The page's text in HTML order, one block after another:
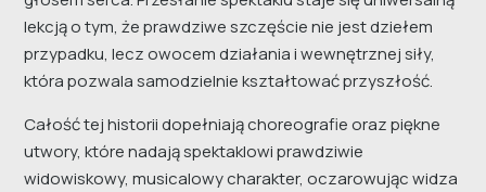
lekcją o tym, że prawdziwe szczęście nie jest dziełem
przypadku, lecz owocem działania i wewnętrznej siły,
która pozwala samodzielnie kształtować przyszłość.
Całość tej historii dopełniają choreografie oraz piękne
utwory, które nadają spektaklowi prawdziwie
widowiskowy, musicalowy charakter, oczarowując widza